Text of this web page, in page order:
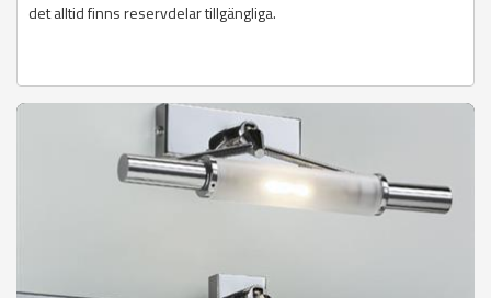
det alltid finns reservdelar tillgängliga.